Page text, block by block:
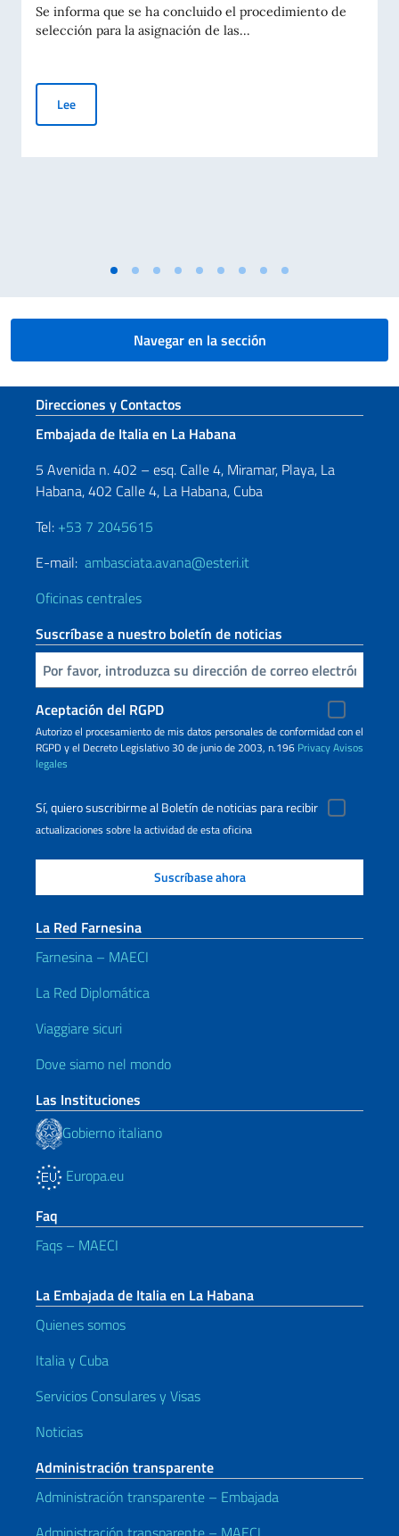
Se informa que se ha concluido el procedimiento de
selección para la asignación de las...
LeeCONVOCATORIA DE BECAS DEL GOBIERNO ITALIANO A.A.
Navegar en la sección
Sezione footer
Direcciones y Contactos
Embajada de Italia en La Habana
5 Avenida n. 402 – esq. Calle 4, Miramar, Playa, La
Habana, 402 Calle 4, La Habana, Cuba
Tel: +53 7 2045615
E-mail: ambasciata.avana@esteri.it
Oficinas centrales
Suscríbase a nuestro boletín de noticias
Inserta tu correo electronico
Aceptación del RGPD
Autorizo ​​el procesamiento de mis datos personales de conformidad con el
RGPD y el Decreto Legislativo 30 de junio de 2003, n.196 PrivacyAvisos
legales
Sí, quiero suscribirme al Boletín de noticias para recibir
actualizaciones sobre la actividad de esta oficina
La Red Farnesina
Farnesina – MAECI
La Red Diplomática
Viaggiare sicuri
Dove siamo nel mondo
Las Instituciones
Gobierno italiano
Europa.eu
Faq
Faqs – MAECI
La Embajada de Italia en La Habana
Quienes somos
Italia y Cuba
Servicios Consulares y Visas
Noticias
Administración transparente
Administración transparente – Embajada